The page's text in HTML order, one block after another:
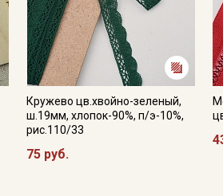
Кружево цв.хвойно-зеленый,
ш.19мм, хлопок-90%, п/э-10%,
рис.110/33
75 руб.